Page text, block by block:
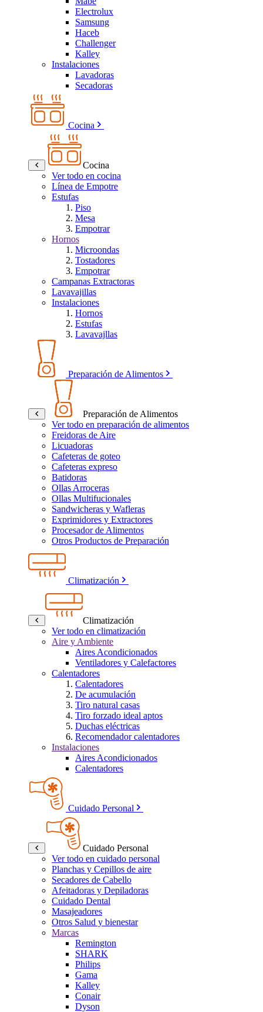
Electrolux
Samsung
Haceb
Challenger
Kalley
Instalaciones
Lavadoras
Secadoras
Cocina
Cocina
Ver todo en cocina
Línea de Empotre
Estufas
Piso
Mesa
Empotrar
Hornos
Microondas
Tostadores
Empotrar
Campanas Extractoras
Lavavajillas
Instalaciones
Hornos
Estufas
Lavavajllas
Preparación de Alimentos
Preparación de Alimentos
Ver todo en preparación de alimentos
Freidoras de Aire
Licuadoras
Cafeteras de goteo
Cafeteras expreso
Batidoras
Ollas Arroceras
Ollas Multifucionales
Sandwicheras y Wafleras
Exprimidores y Extractores
Procesador de Alimentos
Otros Productos de Preparación
Climatización
Climatización
Ver todo en climatización
Aire y Ambiente
Aires Acondicionados
Ventiladores y Calefactores
Calentadores
Calentadores
De acumulación
Tiro natural casas
Tiro forzado ideal aptos
Duchas eléctricas
Recomendador calentadores
Instalaciones
Aires Acondicionados
Calentadores
Cuidado Personal
Cuidado Personal
Ver todo en cuidado personal
Planchas y Cepillos de aire
Secadores de Cabello
Afeitadoras y Depiladoras
Cuidado Dental
Masajeadores
Otros Salud y bienestar
Marcas
Remington
SHARK
Philips
Gama
Kalley
Conair
Dyson